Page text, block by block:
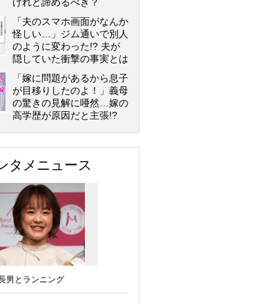
「夫のスマホ画面がなんか
怪しい…」ジム通いで別人
のように変わった!? 夫が
隠していた衝撃の事実とは
「嫁に問題があるから息子
が目移りしたのよ！」義母
の驚きの見解に唖然…嫁の
高学歴が原因だと主張!?
タメニュース
男とランニング